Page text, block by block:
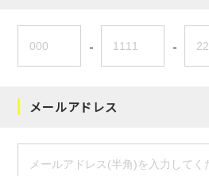
- -
メールアドレス